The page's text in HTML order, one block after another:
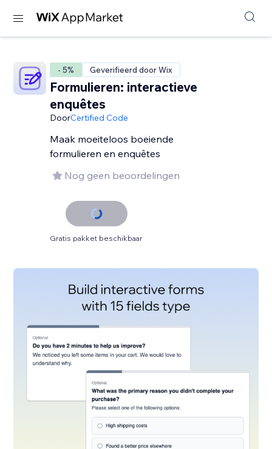
- 5% Geverifieerd door Wix
Formulieren: interactieve
enquêtes
DoorCertified Code
Maak moeiteloos boeiende
formulieren en enquêtes
Nog geen beoordelingen
Gratis pakket beschikbaar